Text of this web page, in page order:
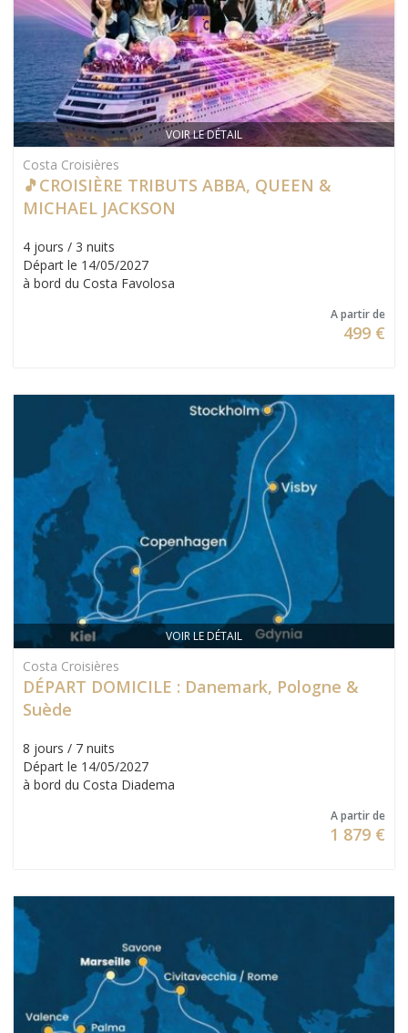
VOIR LE DÉTAIL
Costa Croisières
🎵CROISIÈRE TRIBUTS ABBA, QUEEN &
MICHAEL JACKSON
4 jours / 3 nuits
Départ le 14/05/2027
à bord du Costa Favolosa
A partir de
499 €
VOIR LE DÉTAIL
Costa Croisières
DÉPART DOMICILE : Danemark, Pologne &
Suède
8 jours / 7 nuits
Départ le 14/05/2027
à bord du Costa Diadema
A partir de
1 879 €